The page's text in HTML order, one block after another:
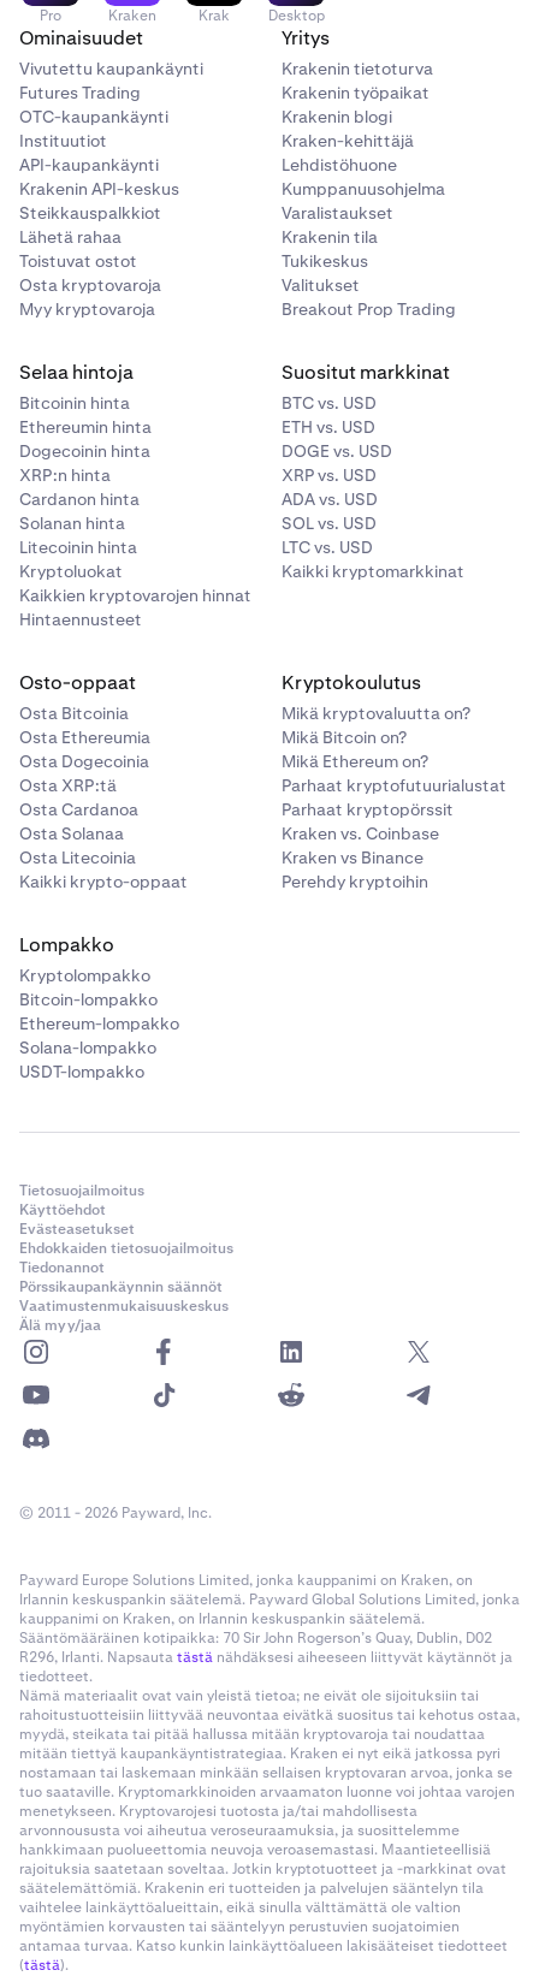
Pro Kraken Krak Desktop
Ominaisuudet
Vivutettu kaupankäynti
Futures Trading
OTC-kaupankäynti
Instituutiot
API-kaupankäynti
Krakenin API-keskus
Steikkauspalkkiot
Lähetä rahaa
Toistuvat ostot
Osta kryptovaroja
Myy kryptovaroja
Yritys
Krakenin tietoturva
Krakenin työpaikat
Krakenin blogi
Kraken-kehittäjä
Lehdistöhuone
Kumppanuusohjelma
Varalistaukset
Krakenin tila
Tukikeskus
Valitukset
Breakout Prop Trading
Selaa hintoja
Bitcoinin hinta
Ethereumin hinta
Dogecoinin hinta
XRP:n hinta
Cardanon hinta
Solanan hinta
Litecoinin hinta
Kryptoluokat
Kaikkien kryptovarojen hinnat
Hintaennusteet
Suositut markkinat
BTC vs. USD
ETH vs. USD
DOGE vs. USD
XRP vs. USD
ADA vs. USD
SOL vs. USD
LTC vs. USD
Kaikki kryptomarkkinat
Osto-oppaat
Osta Bitcoinia
Osta Ethereumia
Osta Dogecoinia
Osta XRP:tä
Osta Cardanoa
Osta Solanaa
Osta Litecoinia
Kaikki krypto-oppaat
Kryptokoulutus
Mikä kryptovaluutta on?
Mikä Bitcoin on?
Mikä Ethereum on?
Parhaat kryptofutuurialustat
Parhaat kryptopörssit
Kraken vs. Coinbase
Kraken vs Binance
Perehdy kryptoihin
Lompakko
Kryptolompakko
Bitcoin-lompakko
Ethereum-lompakko
Solana-lompakko
USDT-lompakko
Tietosuojailmoitus
Käyttöehdot
Evästeasetukset
Ehdokkaiden tietosuojailmoitus
Tiedonannot
Pörssikaupankäynnin säännöt
Vaatimustenmukaisuuskeskus
Älä myy/jaa
© 2011 - 2026 Payward, Inc.
Payward Europe Solutions Limited, jonka kauppanimi on Kraken, on
Irlannin keskuspankin säätelemä. Payward Global Solutions Limited, jonka
kauppanimi on Kraken, on Irlannin keskuspankin säätelemä.
Sääntömääräinen kotipaikka: 70 Sir John Rogerson’s Quay, Dublin, D02
R296, Irlanti. Napsautatästä nähdäksesi aiheeseen liittyvät käytännöt ja
tiedotteet.
Nämä materiaalit ovat vain yleistä tietoa; ne eivät ole sijoituksiin tai
rahoitustuotteisiin liittyvää neuvontaa eivätkä suositus tai kehotus ostaa,
myydä, steikata tai pitää hallussa mitään kryptovaroja tai noudattaa
mitään tiettyä kaupankäyntistrategiaa. Kraken ei nyt eikä jatkossa pyri
nostamaan tai laskemaan minkään sellaisen kryptovaran arvoa, jonka se
tuo saataville. Kryptomarkkinoiden arvaamaton luonne voi johtaa varojen
menetykseen. Kryptovarojesi tuotosta ja/tai mahdollisesta
arvonnoususta voi aiheutua veroseuraamuksia, ja suosittelemme
hankkimaan puolueettomia neuvoja veroasemastasi. Maantieteellisiä
rajoituksia saatetaan soveltaa. Jotkin kryptotuotteet ja -markkinat ovat
säätelemättömiä. Krakenin eri tuotteiden ja palvelujen sääntelyn tila
vaihtelee lainkäyttöalueittain, eikä sinulla välttämättä ole valtion
myöntämien korvausten tai sääntelyyn perustuvien suojatoimien
antamaa turvaa. Katso kunkin lainkäyttöalueen lakisääteiset tiedotteet
(tästä).